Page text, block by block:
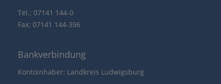
Tel.: 07141 144-0
Fax: 07141 144-396
Bankverbindung
Kontoinhaber: Landkreis Ludwigsburg